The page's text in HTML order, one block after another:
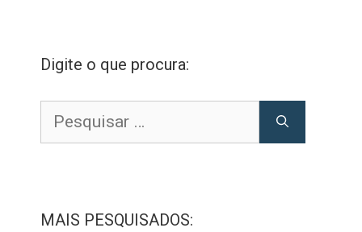
Digite o que procura:
por:
MAIS PESQUISADOS: